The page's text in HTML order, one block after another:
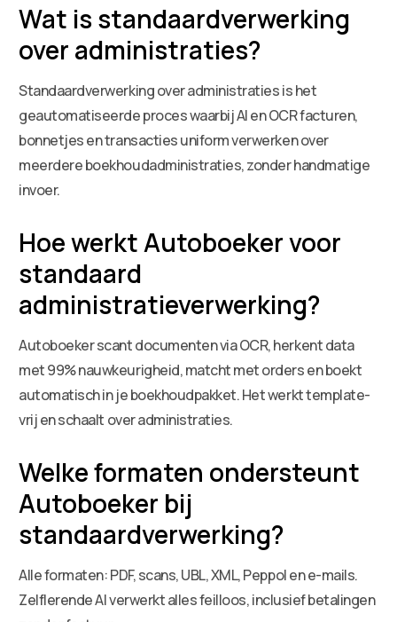
Wat is standaardverwerking
over administraties?
Standaardverwerking over administraties is het
geautomatiseerde proces waarbij AI en OCR facturen,
bonnetjes en transacties uniform verwerken over
meerdere boekhoudadministraties, zonder handmatige
invoer.
Hoe werkt Autoboeker voor
standaard
administratieverwerking?
Autoboeker scant documenten via OCR, herkent data
met 99% nauwkeurigheid, matcht met orders en boekt
automatisch in je boekhoudpakket. Het werkt template-
vrij en schaalt over administraties.
Welke formaten ondersteunt
Autoboeker bij
standaardverwerking?
Alle formaten: PDF, scans, UBL, XML, Peppol en e-mails.
Zelflerende AI verwerkt alles feilloos, inclusief betalingen